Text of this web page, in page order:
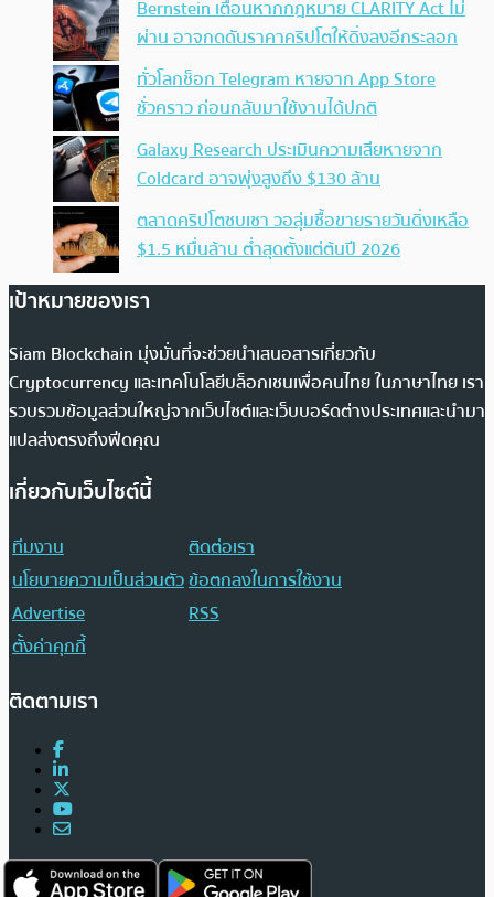
Bernstein เตือนหากกฎหมาย CLARITY Act ไม่
ผ่าน อาจกดดันราคาคริปโตให้ดิ่งลงอีกระลอก
ทั่วโลกช็อก Telegram หายจาก App Store
ชั่วคราว ก่อนกลับมาใช้งานได้ปกติ
Galaxy Research ประเมินความเสียหายจาก
Coldcard อาจพุ่งสูงถึง $130 ล้าน
ตลาดคริปโตซบเซา วอลุ่มซื้อขายรายวันดิ่งเหลือ
$1.5 หมื่นล้าน ต่ำสุดตั้งแต่ต้นปี 2026
เป้าหมายของเรา
Siam Blockchain มุ่งมั่นที่จะช่วยนำเสนอสารเกี่ยวกับ
Cryptocurrency และเทคโนโลยีบล็อกเชนเพื่อคนไทย ในภาษาไทย เรา
รวบรวมข้อมูลส่วนใหญ่จากเว็บไซต์และเว็บบอร์ดต่างประเทศและนำมา
แปลส่งตรงถึงฟีดคุณ
เกี่ยวกับเว็บไซต์นี้
ทีมงาน
ติดต่อเรา
นโยบายความเป็นส่วนตัวข้อตกลงในการใช้งาน
Advertise
RSS
ตั้งค่าคุกกี้
ติดตามเรา